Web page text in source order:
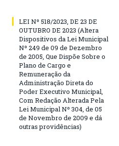
LEI Nº 518/2023, DE 23 DE
OUTUBRO DE 2023 (Altera
Dispositivos da Lei Municipal
Nº 249 de 09 de Dezembro
de 2005, Que Dispõe Sobre o
Plano de Cargo e
Remuneração da
Administração Direta do
Poder Executivo Municipal,
Com Redação Alterada Pela
Lei Municipal Nº 304, de 05
de Novembro de 2009 e dá
outras providências)